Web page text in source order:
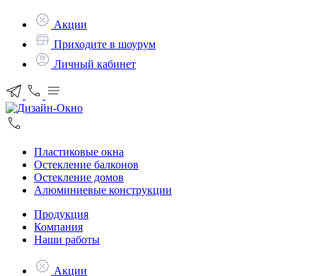
Акции
Приходите в шоурум
Личный кабинет
Пластиковые окна
Остекление балконов
Остекление домов
Алюминиевые конструкции
Продукция
Компания
Наши работы
Акции